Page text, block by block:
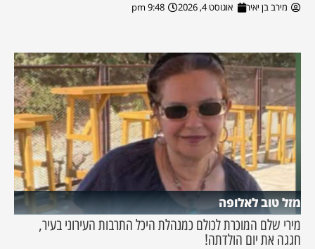
מירב בן יאיר אוגוסט 4, 2026 9:48 pm
מזל טוב לאלופה
מירי שלם המוכרת לכולם כמנהלת היכל התרבות העירוני בעיר,
חגגה את יום הולדתה!